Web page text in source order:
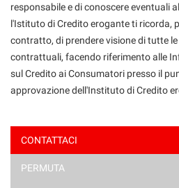
Ho letto e accetto
responsabile e di conoscere eventuali
l'Istituto di Credito erogante ti ricorda,
contratto, di prendere visione di tutte
contrattuali, facendo riferimento alle
sul Credito ai Consumatori presso il
approvazione dell'Instituto di Credito
CONTATTACI
PERMUTA